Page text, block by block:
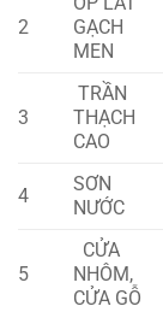
2
GẠCH
MEN
3
TRẦN
THẠCH
CAO
4
SƠN
NƯỚC
5
CỬA
NHÔM,
CỬA GỖ